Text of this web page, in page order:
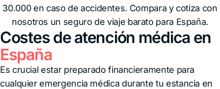
30.000 en caso de accidentes. Compara y cotiza con
nosotros un seguro de viaje barato para España.
Costes de atención médica en
España
Es crucial estar preparado financieramente para
cualquier emergencia médica durante tu estancia en